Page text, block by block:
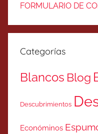
FORMULARIO DE
Categorías
Blancos Blog
Descubrimientos
Económinos